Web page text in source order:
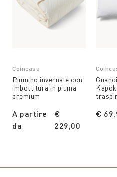
Coincasa
Piumino invernale con
imbottitura in piuma
premium
A partire
da
€
229,00
€